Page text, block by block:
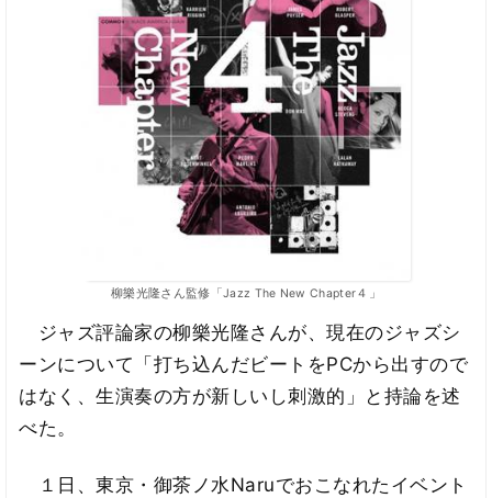
柳樂光隆さん監修「Jazz The New Chapter４」
ジャズ評論家の柳樂光隆さんが、現在のジャズシ
ーンについて「打ち込んだビートをPCから出すので
はなく、生演奏の方が新しいし刺激的」と持論を述
べた。
１日、東京・御茶ノ水Naruでおこなれたイベント